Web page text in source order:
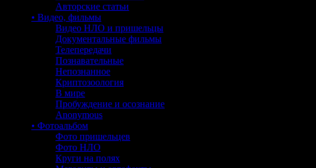
Авторские статьи
• Видео, фильмы
Видео НЛО и пришельцы
Документальные фильмы
Телепередачи
Познавательные
Непознанное
Криптозоология
В мире
Пробуждение и осознание
Anonymous
• Фотоальбом
Фото пришельцев
Фото НЛО
Круги на полях